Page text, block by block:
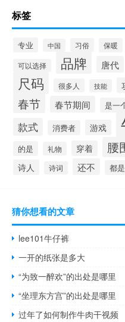
标签
专业 中国 习俗 保暖
可以选择 品牌 唐代
尺码 很多人 技能
春节 春节期间 是一
款式
消费者 游戏
的是 礼物 穿着 腰
诗人 诗词 还不 都是
猜你想看的文章
lee101牛仔裤
一开的纸张是多大
“为致一醉欢”的出处是哪里
“坐理东方宫”的出处是哪里
过年了如何制作牛肉干视频